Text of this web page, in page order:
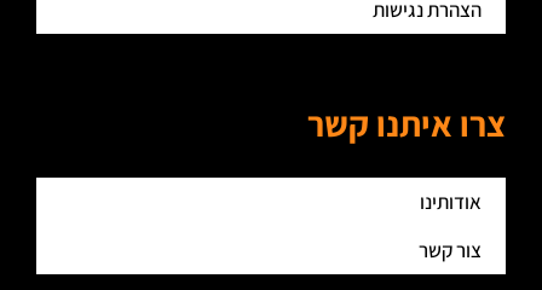
הצהרת נגישות
צרו איתנו קשר
אודותינו
צור קשר